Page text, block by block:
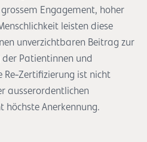
Engagement, hoher
leisten diese
unverzichtbaren Beitrag zur
Patientinnen und
Re-Zertifizierung ist nicht
ausserordentlichen
höchste Anerkennung.